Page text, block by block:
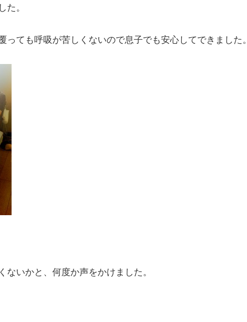
た。
っても呼吸が苦しくないので息子でも安心してできました。
ないかと、何度か声をかけました。